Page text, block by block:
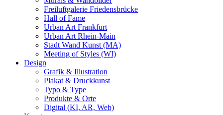
Freiluftgalerie Friedensbrücke
Hall of Fame
Urban Art Frankfurt
Urban Art Rhein-Main
Stadt Wand Kunst (MA)
Meeting of Styles (WI)
Design
Grafik & Illustration
Plakat & Druckkunst
Typo & Type
Produkte & Orte
Digital (KI, AR, Web)